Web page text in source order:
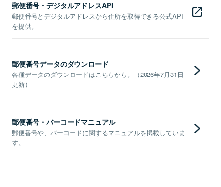
郵便番号・デジタルアドレスAPI
郵便番号とデジタルアドレスから住所を取得できる公式API
を提供。
郵便番号データのダウンロード
各種データのダウンロードはこちらから。（2026年7月31日
更新）
郵便番号・バーコードマニュアル
郵便番号や、バーコードに関するマニュアルを掲載していま
す。